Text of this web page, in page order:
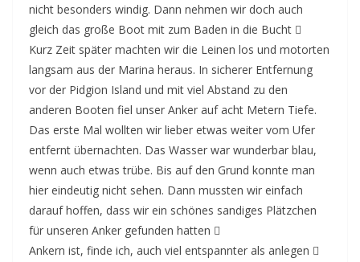
nicht besonders windig. Dann nehmen wir doch auch
gleich das große Boot mit zum Baden in die Bucht 
Kurz Zeit später machten wir die Leinen los und motorten
langsam aus der Marina heraus. In sicherer Entfernung
vor der Pidgion Island und mit viel Abstand zu den
anderen Booten fiel unser Anker auf acht Metern Tiefe.
Das erste Mal wollten wir lieber etwas weiter vom Ufer
entfernt übernachten. Das Wasser war wunderbar blau,
wenn auch etwas trübe. Bis auf den Grund konnte man
hier eindeutig nicht sehen. Dann mussten wir einfach
darauf hoffen, dass wir ein schönes sandiges Plätzchen
für unseren Anker gefunden hatten 
Ankern ist, finde ich, auch viel entspannter als anlegen 